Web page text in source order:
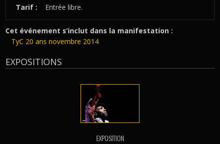
Tarif :
Entrée libre.
Cet événement s’inclut dans la manifestation :
TyC 20 ans novembre 2014
EXPOSITIONS
EXPOSITION